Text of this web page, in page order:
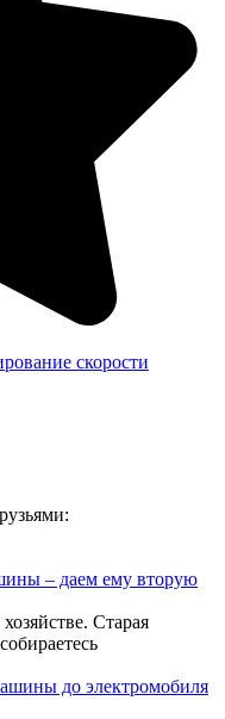
скорости
– даем ему вторую
Старая
до электромобиля